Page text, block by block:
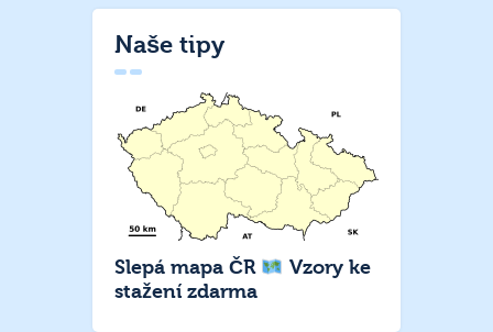
Naše tipy
Slepá mapa ČR
Vzory ke
stažení zdarma